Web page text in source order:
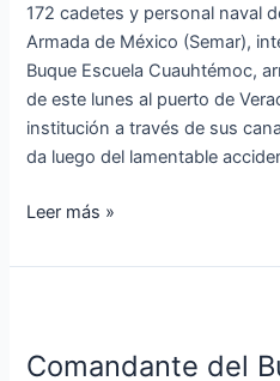
172 cadetes y personal naval
Armada de México (Semar),
Buque Escuela Cuauhtémoc,
de este lunes al puerto de
institución a través de sus
da luego del lamentable
en
New
York
Leer más »
Comandante del
Buque